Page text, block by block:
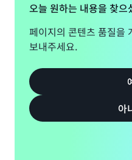
오늘 원하는 내용을 찾으
페이지의 콘텐츠 품질을
보내주세요.
아